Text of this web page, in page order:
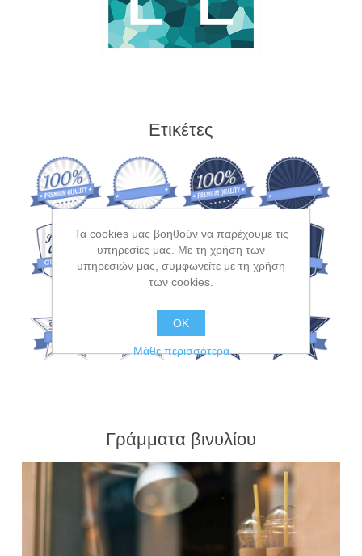
Ετικέτες
Γράμματα βινυλίου
Τα cookies μας βοηθούν να παρέχουμε τις
υπηρεσίες μας. Με τη χρήση των
υπηρεσιών μας, συμφωνείτε με τη χρήση
των cookies.
OK
Μάθε περισσότερα